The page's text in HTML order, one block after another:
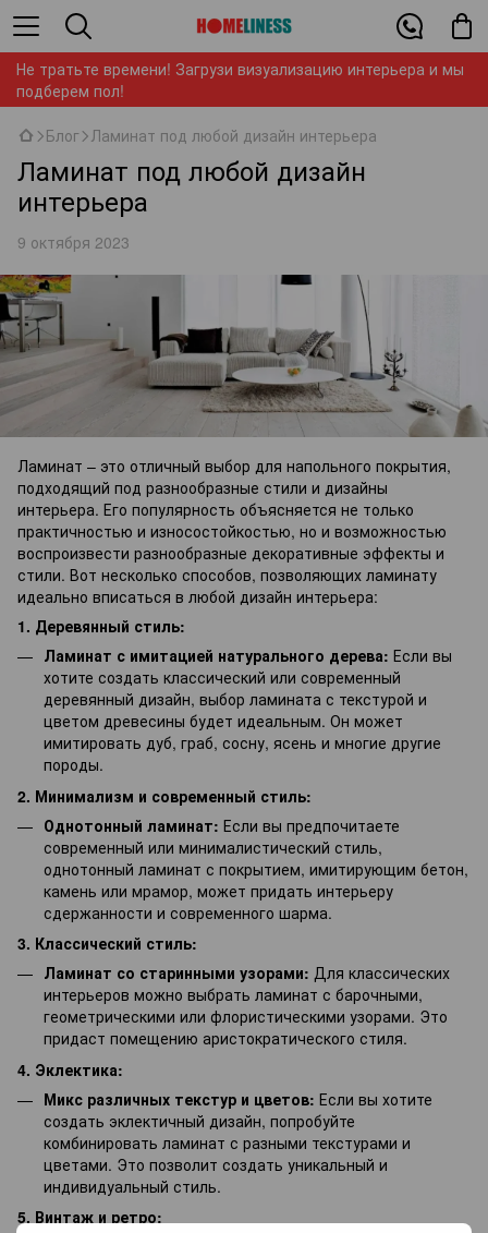
Не тратьте времени! Загрузи визуализацию интерьера и мы
подберем пол!
Блог Ламинат под любой дизайн интерьера
Ламинат под любой дизайн
интерьера
9 октября 2023
Ламинат – это отличный выбор для напольного покрытия,
подходящий под разнообразные стили и дизайны
интерьера. Его популярность объясняется не только
практичностью и износостойкостью, но и возможностью
воспроизвести разнообразные декоративные эффекты и
стили. Вот несколько способов, позволяющих ламинату
идеально вписаться в любой дизайн интерьера:
1. Деревянный стиль:
Ламинат с имитацией натурального дерева: Если вы
хотите создать классический или современный
деревянный дизайн, выбор ламината с текстурой и
цветом древесины будет идеальным. Он может
имитировать дуб, граб, сосну, ясень и многие другие
породы.
2. Минимализм и современный стиль:
Однотонный ламинат: Если вы предпочитаете
современный или минималистический стиль,
однотонный ламинат с покрытием, имитирующим бетон,
камень или мрамор, может придать интерьеру
сдержанности и современного шарма.
3. Классический стиль:
Ламинат со старинными узорами: Для классических
интерьеров можно выбрать ламинат с барочными,
геометрическими или флористическими узорами. Это
придаст помещению аристократического стиля.
4. Эклектика:
Микс различных текстур и цветов: Если вы хотите
создать эклектичный дизайн, попробуйте
комбинировать ламинат с разными текстурами и
цветами. Это позволит создать уникальный и
индивидуальный стиль.
5. Винтаж и ретро: